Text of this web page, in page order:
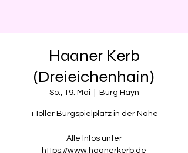
Haaner Kerb
(Dreieichenhain)
So., 19. Mai Burg Hayn
+Toller Burgspielplatz in der Nähe
Alle Infos unter